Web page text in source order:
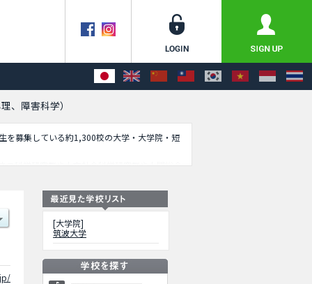
、障害科学）
を募集している約1,300校の大学・大学院・短
ス科学研究群や人文社会科学研究群や人間総合
開発学共同専攻や大学体育スポーツ高度化共
セスなど外国人留学生に必要な情報を掲載し
[大学院]
筑波大学